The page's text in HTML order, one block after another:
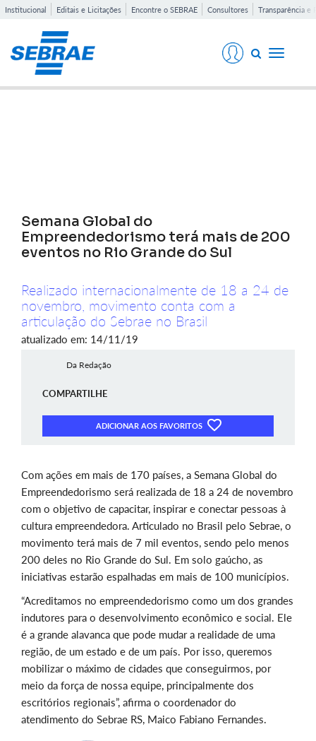
Institucional Editais e Licitações Encontre o SEBRAE Consultores Transparência e
Toggle
Semana Global do
Empreendedorismo terá mais de 200
eventos no Rio Grande do Sul
Realizado internacionalmente de 18 a 24 de
novembro, movimento conta com a
articulação do Sebrae no Brasil
atualizado em: 14/11/19
Da Redação
COMPARTILHE
ADICIONAR AOS FAVORITOS
Com ações em mais de 170 países, a Semana Global do
Empreendedorismo será realizada de 18 a 24 de novembro
com o objetivo de capacitar, inspirar e conectar pessoas à
cultura empreendedora. Articulado no Brasil pelo Sebrae, o
movimento terá mais de 7 mil eventos, sendo pelo menos
200 deles no Rio Grande do Sul. Em solo gaúcho, as
iniciativas estarão espalhadas em mais de 100 municípios.
“Acreditamos no empreendedorismo como um dos grandes
indutores para o desenvolvimento econômico e social. Ele
é a grande alavanca que pode mudar a realidade de uma
região, de um estado e de um país. Por isso, queremos
mobilizar o máximo de cidades que conseguirmos, por
meio da força de nossa equipe, principalmente dos
escritórios regionais”, afirma o coordenador do
atendimento do Sebrae RS, Maico Fabiano Fernandes.